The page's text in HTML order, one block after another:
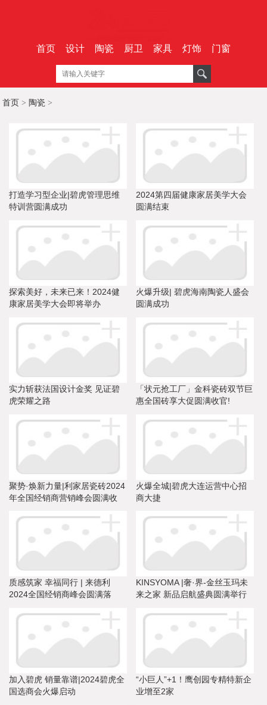
首页 设计 陶瓷 厨卫 家具 灯饰 门窗
首页 > 陶瓷 >
打造学习型企业|碧虎管理思维
特训营圆满成功
2024第四届健康家居美学大会
圆满结束
探索美好，未来已来！2024健
康家居美学大会即将举办
火爆升级| 碧虎海南陶瓷人盛会
圆满成功
实力斩获法国设计金奖 见证碧
虎荣耀之路
「状元抢工厂」金科瓷砖双节巨
惠全国砖享大促圆满收官!
聚势·焕新力量|利家居瓷砖2024
年全国经销商营销峰会圆满收
火爆全城|碧虎大连运营中心招
商大捷
质感筑家 幸福同行 | 来德利
2024全国经销商峰会圆满落
KINSYOMA |奢·界-金丝玉玛未
来之家 新品启航盛典圆满举行
加入碧虎 销量靠谱|2024碧虎全
国选商会火爆启动
“小巨人”+1！鹰创园专精特新企
业增至2家